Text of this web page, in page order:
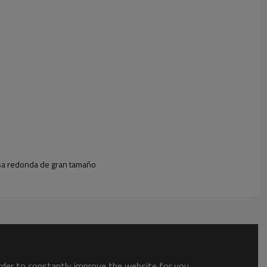
la cual esta silla está yendo rápido en el mercado.
redonda de gran tamaño